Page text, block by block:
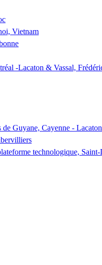
Vietnam
-Lacaton & Vassal,
de Guyane, Cayenne -
technologique,